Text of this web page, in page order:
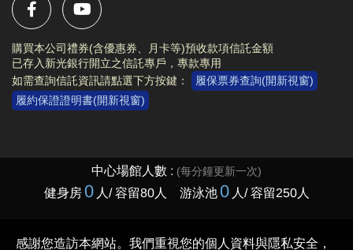
購買本公司禮券(含優惠券、月卡等)預收款項信託金額
已存入新光銀行開立之信託專戶，專款專用
如需查詢信託資訊請點選下方按鍵：
履保票券查詢(開新視窗)
履約保證證明書(開新視窗)